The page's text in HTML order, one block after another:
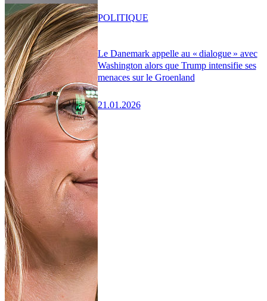
Le Danemark appelle au « dialogue » avec
Washington alors que Trump intensifie ses
menaces sur le Groenland
21.01.2026
POLITIQUE